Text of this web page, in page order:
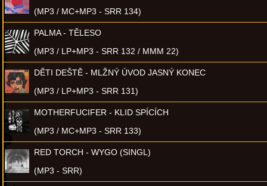
(MP3 / MC+MP3 - SRR 134)
PALMA - TĚLESO
(MP3 / LP+MP3 - SRR 132 / MMM 22)
DĚTI DEŠTĚ - MLŽNÝ ÚVOD JASNÝ KONEC
(MP3 / LP+MP3 - SRR 131)
MOTHERFUCIFER - KLID SPÍCÍCH
(MP3 / MC+MP3 - SRR 133)
RED TORCH - WYGO (SINGL)
(MP3 - SRR)